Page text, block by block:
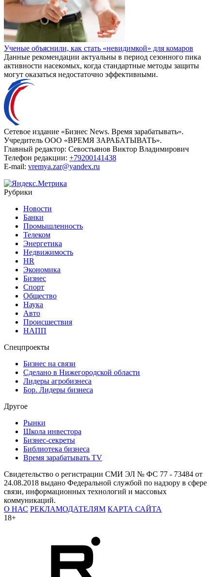
Ученые объяснили, как стать «невидимкой» для комаров
Данные рекомендации актуальны в период сезонного пика
активности насекомых, когда стандартные методы защиты
могут оказаться недостаточно эффективными.
Сетевое издание «Бизнес News. Время зарабатывать».
Учредитель ООО «ВРЕМЯ ЗАРАБАТЫВАТЬ».
Главный редактор: Севостьянов Виктор Владимирович
Телефон редакции: +79200141438
E-mail: vremya.zar@yandex.ru
Рубрики
Новости
Банки
Промышленность
Телеком
Энергетика
Недвижимость
HR
Экономика
Бизнес
Спорт
Общество
Наука
Авто
Происшествия
НАПП
Спецпроекты
Бизнес на связи
Сделано в Нижегородской области
Лидеры агробизнеса
Бор. Лидеры бизнеса
Другое
Рынки
Школа инвестора
Бизнес-секреты
Библиотека бизнеса
Время зарабатывать TV
Свидетельство о регистрации СМИ ЭЛ № ФС 77 - 73484 от
24.08.2018 выдано Федеральной службой по надзору в сфере
связи, информационных технологий и массовых
коммуникаций.
О НАС РЕКЛАМОДАТЕЛЯМ КАРТА САЙТА
18+